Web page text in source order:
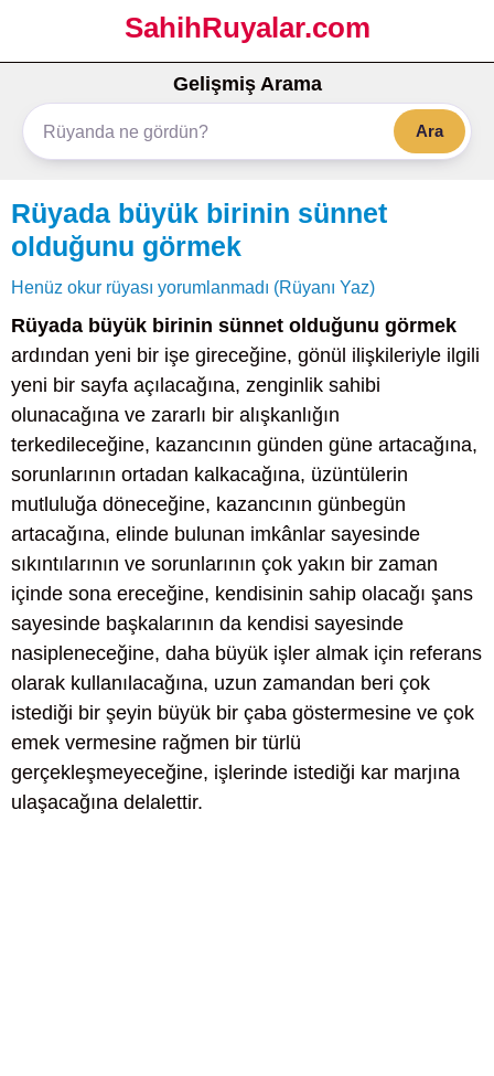
SahihRuyalar.com
Gelişmiş Arama
Ara
Rüyada büyük birinin sünnet
olduğunu görmek
Henüz okur rüyası yorumlanmadı (Rüyanı Yaz)
Rüyada büyük birinin sünnet olduğunu görmek
ardından yeni bir işe gireceğine, gönül ilişkileriyle ilgili
yeni bir sayfa açılacağına, zenginlik sahibi
olunacağına ve zararlı bir alışkanlığın
terkedileceğine, kazancının günden güne artacağına,
sorunlarının ortadan kalkacağına, üzüntülerin
mutluluğa döneceğine, kazancının günbegün
artacağına, elinde bulunan imkânlar sayesinde
sıkıntılarının ve sorunlarının çok yakın bir zaman
içinde sona ereceğine, kendisinin sahip olacağı şans
sayesinde başkalarının da kendisi sayesinde
nasipleneceğine, daha büyük işler almak için referans
olarak kullanılacağına, uzun zamandan beri çok
istediği bir şeyin büyük bir çaba göstermesine ve çok
emek vermesine rağmen bir türlü
gerçekleşmeyeceğine, işlerinde istediği kar marjına
ulaşacağına delalettir.